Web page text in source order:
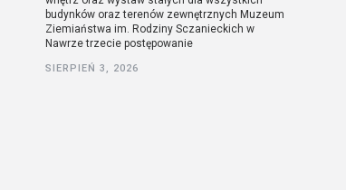
budynków oraz terenów zewnętrznych Muzeum
Ziemiaństwa im. Rodziny Sczanieckich w
Nawrze trzecie postępowanie
SIERPIEŃ 3, 2026